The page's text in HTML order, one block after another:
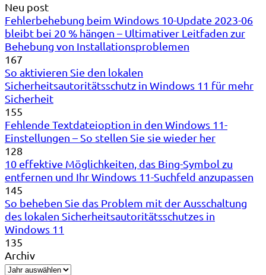
Neu post
Fehlerbehebung beim Windows 10-Update 2023-06
bleibt bei 20 % hängen – Ultimativer Leitfaden zur
Behebung von Installationsproblemen
167
So aktivieren Sie den lokalen
Sicherheitsautoritätsschutz in Windows 11 für mehr
Sicherheit
155
Fehlende Textdateioption in den Windows 11-
Einstellungen – So stellen Sie sie wieder her
128
10 effektive Möglichkeiten, das Bing-Symbol zu
entfernen und Ihr Windows 11-Suchfeld anzupassen
145
So beheben Sie das Problem mit der Ausschaltung
des lokalen Sicherheitsautoritätsschutzes in
Windows 11
135
Archiv